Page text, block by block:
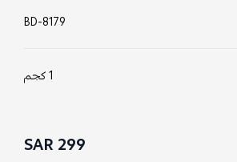
BD-8179
1 كجم
299 SAR